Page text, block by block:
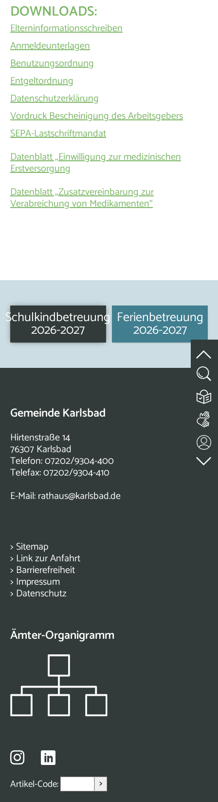
DOWNLOADS:
Elterninformationsschreiben
Anmeldeunterlagen
Benutzungsordnung
Entgeltordnung
Datenschutzerklärung
Vordruck Bescheinigung des Arbeitsgebers
SEPA-Lastschriftmandat
Datenblatt „Einwilligung zur medizinischen
Erstversorgung
Datenblatt „Zusatzvereinbarung zur
Verabreichung von Medikamenten“
Schulkindbetreuung
2026-2027
Ferienbetreuung
2026-2027
Gemeinde Karlsbad
Hirtenstraße 14
76307 Karlsbad
Telefon: 07202/9304-400
Telefax: 07202/9304-410
E-Mail:rathaus@karlsbad.de
> Sitemap
> Link zur Anfahrt
> Barrierefreiheit
> Impressum
> Datenschutz
Ämter-Organigramm
Artikel-Code: >